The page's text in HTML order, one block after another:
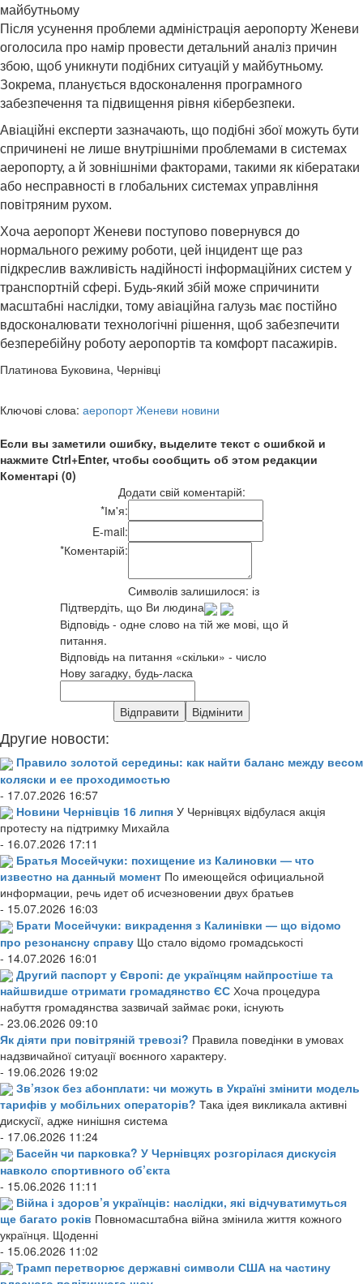
майбутньому
Після усунення проблеми адміністрація аеропорту Женеви
оголосила про намір провести детальний аналіз причин
збою, щоб уникнути подібних ситуацій у майбутньому.
Зокрема, планується вдосконалення програмного
забезпечення та підвищення рівня кібербезпеки.
Авіаційні експерти зазначають, що подібні збої можуть бути
спричинені не лише внутрішніми проблемами в системах
аеропорту, а й зовнішніми факторами, такими як кібератаки
або несправності в глобальних системах управління
повітряним рухом.
Хоча аеропорт Женеви поступово повернувся до
нормального режиму роботи, цей інцидент ще раз
підкреслив важливість надійності інформаційних систем у
транспортній сфері. Будь-який збій може спричинити
масштабні наслідки, тому авіаційна галузь має постійно
вдосконалювати технологічні рішення, щоб забезпечити
безперебійну роботу аеропортів та комфорт пасажирів.
Платинова Буковина, Чернівці
Ключові слова: аеропорт Женеви новини
Если вы заметили ошибку, выделите текст с ошибкой и
нажмите Ctrl+Enter, чтобы сообщить об этом редакции
Коментарі (0)
Додати свій коментарій:
*Ім'я:
E-mail:
*Коментарій:
Символів залишилося: із
Підтвердіть, що Ви людина
Відповідь - одне слово на тій же мові, що й
питання.
Відповідь на питання «скільки» - число
Нову загадку, будь-ласка
Другие новости:
Правило золотой середины: как найти баланс между весом
коляски и ее проходимостью
- 17.07.2026 16:57
Новини Чернівців 16 липня У Чернівцях відбулася акція
протесту на підтримку Михайла
- 16.07.2026 17:11
Братья Мосейчуки: похищение из Калиновки — что
известно на данный момент По имеющейся официальной
информации, речь идет об исчезновении двух братьев
- 15.07.2026 16:03
Брати Мосейчуки: викрадення з Калинівки — що відомо
про резонансну справу Що стало відомо громадськості
- 14.07.2026 16:01
Другий паспорт у Європі: де українцям найпростіше та
найшвидше отримати громадянство ЄС Хоча процедура
набуття громадянства зазвичай займає роки, існують
- 23.06.2026 09:10
Як діяти при повітряній тревозі? Правила поведінки в умовах
надзвичайної ситуації воєнного характеру.
- 19.06.2026 19:02
Зв’язок без абонплати: чи можуть в Україні змінити модель
тарифів у мобільних операторів? Така ідея викликала активні
дискусії, адже нинішня система
- 17.06.2026 11:24
Басейн чи парковка? У Чернівцях розгорілася дискусія
навколо спортивного об’єкта
- 15.06.2026 11:11
Війна і здоров’я українців: наслідки, які відчуватимуться
ще багато років Повномасштабна війна змінила життя кожного
українця. Щоденні
- 15.06.2026 11:02
Трамп перетворює державні символи США на частину